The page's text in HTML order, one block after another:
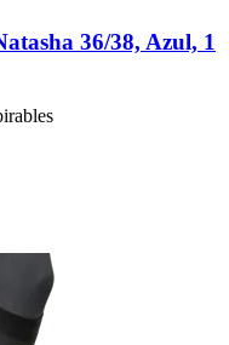
36/38, Azul, 1